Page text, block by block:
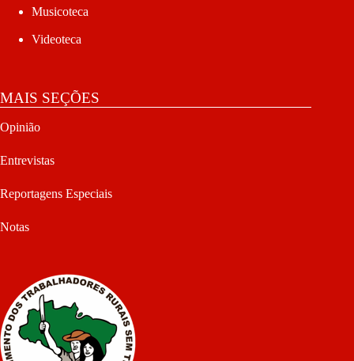
Musicoteca
Videoteca
MAIS SEÇÕES
Opinião
Entrevistas
Reportagens Especiais
Notas